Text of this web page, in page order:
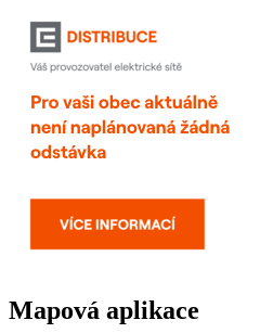
Mapová aplikace